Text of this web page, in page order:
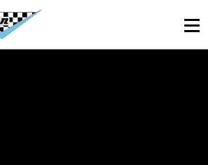
Viale Sant’Eufemia, 26 - Brescia